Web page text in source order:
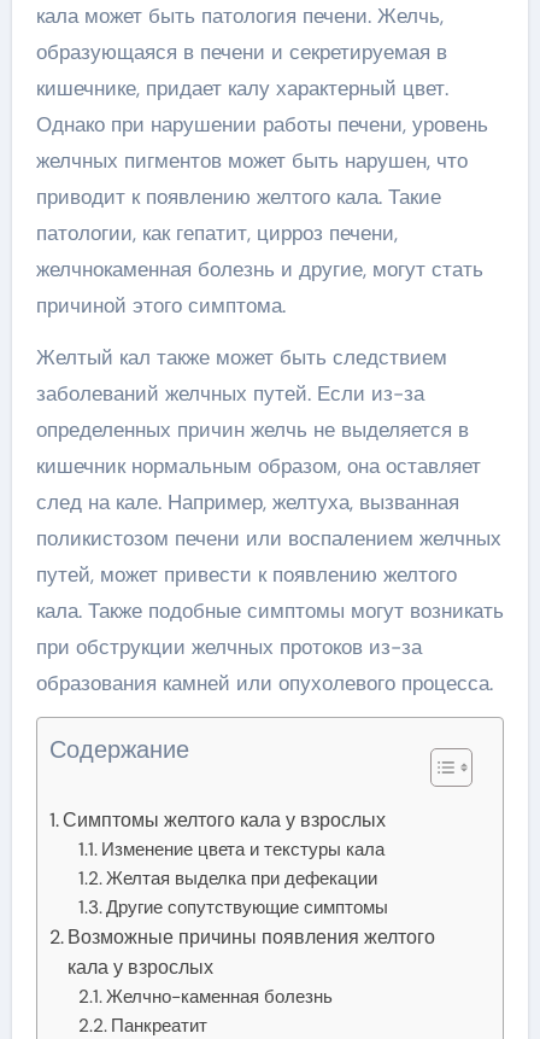
кала может быть патология печени. Желчь,
образующаяся в печени и секретируемая в
кишечнике, придает калу характерный цвет.
Однако при нарушении работы печени, уровень
желчных пигментов может быть нарушен, что
приводит к появлению желтого кала. Такие
патологии, как гепатит, цирроз печени,
желчнокаменная болезнь и другие, могут стать
причиной этого симптома.
Желтый кал также может быть следствием
заболеваний желчных путей. Если из-за
определенных причин желчь не выделяется в
кишечник нормальным образом, она оставляет
след на кале. Например, желтуха, вызванная
поликистозом печени или воспалением желчных
путей, может привести к появлению желтого
кала. Также подобные симптомы могут возникать
при обструкции желчных протоков из-за
образования камней или опухолевого процесса.
Содержание
Симптомы желтого кала у взрослых
Изменение цвета и текстуры кала
Желтая выделка при дефекации
Другие сопутствующие симптомы
Возможные причины появления желтого
кала у взрослых
Желчно-каменная болезнь
Панкреатит